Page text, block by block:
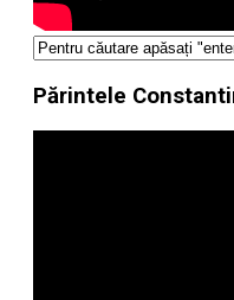
Părintele